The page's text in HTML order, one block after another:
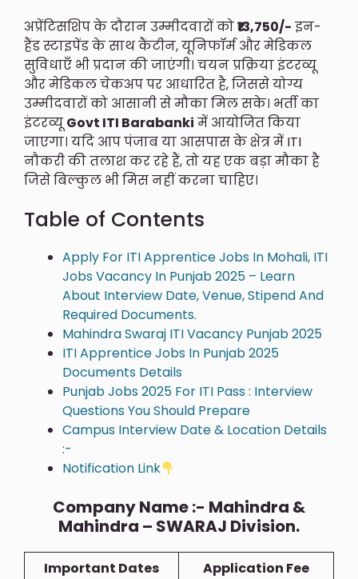
अप्रेंटिसशिप के दौरान उम्मीदवारों को₹13,750/- इन-
हैंड स्टाइपेंड के साथ कैंटीन, यूनिफॉर्म और मेडिकल
सुविधाएँ भी प्रदान की जाएंगी। चयन प्रक्रिया इंटरव्यू
और मेडिकल चेकअप पर आधारित है, जिससे योग्य
उम्मीदवारों को आसानी से मौका मिल सके। भर्ती का
इंटरव्यूGovt ITI Barabanki में आयोजित किया
जाएगा। यदि आप पंजाब या आसपास के क्षेत्र में ITI
नौकरी की तलाश कर रहे हैं, तो यह एक बड़ा मौका है
जिसे बिल्कुल भी मिस नहीं करना चाहिए।
Table of Contents
Apply For ITI Apprentice Jobs In Mohali, ITI
Jobs Vacancy In Punjab 2025 – Learn
About Interview Date, Venue, Stipend And
Required Documents.
Mahindra Swaraj ITI Vacancy Punjab 2025
ITI Apprentice Jobs In Punjab 2025
Documents Details
Punjab Jobs 2025 For ITI Pass : Interview
Questions You Should Prepare
Campus Interview Date & Location Details
:-
Notification Link
Company Name :- Mahindra &
Mahindra – SWARAJ Division.
Important Dates
Application Fee